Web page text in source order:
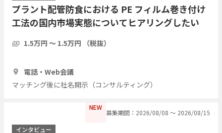
プラント配管防食における PE フィルム巻き付け
工法の国内市場実態についてヒアリングしたい
1.5万円 〜 1.5万円 （税抜）
電話・Web会議
マッチング後に社名開示（コンサルティング）
NEW
募集期間：2026/08/08 〜 2026/08/15
インタビュー